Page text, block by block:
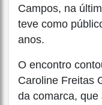
Campos, na
teve como
anos.
O encontro
Caroline Freitas
da comarca,